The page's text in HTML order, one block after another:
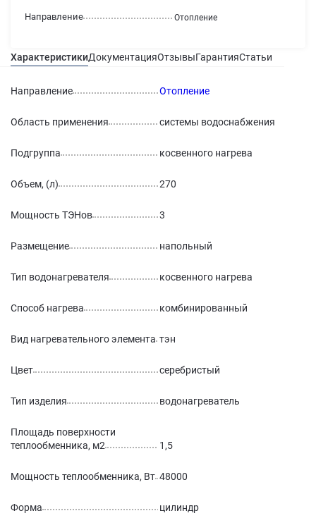
Направление Отопление
ХарактеристикиДокументацияОтзывыГарантияСтатьи
Направление Отопление
Область применения системы водоснабжения
Подгруппа косвенного нагрева
Объем, (л) 270
Мощность ТЭНов 3
Размещение напольный
Тип водонагревателя косвенного нагрева
Способ нагрева комбинированный
Вид нагревательного элемента тэн
Цвет серебристый
Тип изделия водонагреватель
Площадь поверхности
теплообменника, м2
1,5
Мощность теплообменника, Вт 48000
Форма цилиндр